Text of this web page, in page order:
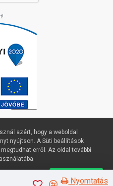
Nyomtatás
azért, hogy a weboldal
nyújtson. A Süti beállítások
erről. Az oldal további
beállítások Elfogadom